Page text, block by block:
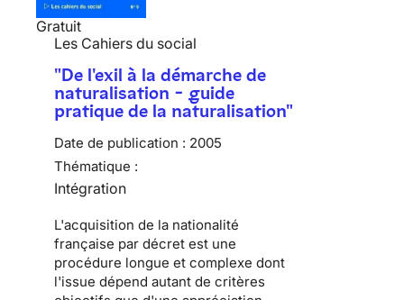
Gratuit
Les Cahiers du social
"De l'exil à la démarche de
naturalisation - guide
pratique de la naturalisation"
Date de publication : 2005
Thématique :
Intégration
L'acquisition de la nationalité
française par décret est une
procédure longue et complexe dont
l'issue dépend autant de critères